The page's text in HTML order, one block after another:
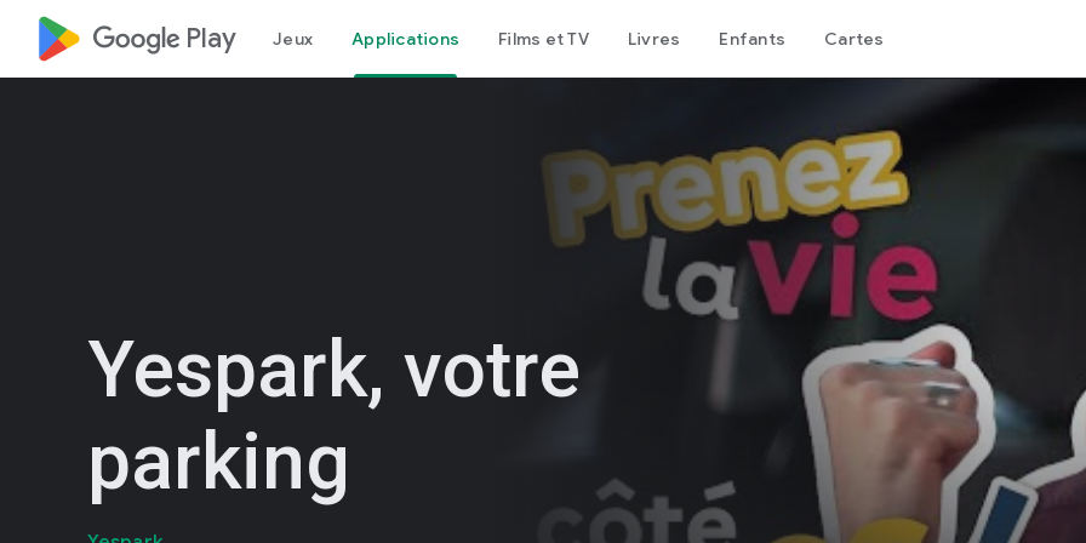
google_logo Play Jeux Applications Films et TV Livres Enfants Cartes
Yespark, votre
parking